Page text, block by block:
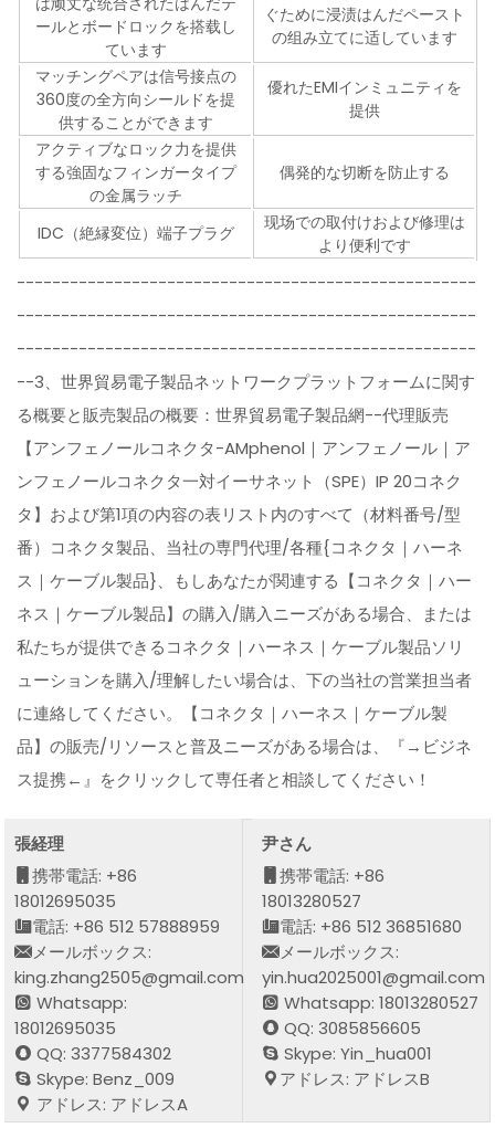
ールとボードロックを搭载し
ています
ぐために浸渍はんだペースト
の组み立てに适しています
マッチングペアは信号接点の
360度の全方向シールドを提
供することができます
優れたEMIインミュニティを
提供
アクティブなロック力を提供
する強固なフィンガータイプ
の金属ラッチ
偶発的な切断を防止する
IDC（絶縁変位）端子プラグ
现场での取付けおよび修理は
より便利です
----------------------------------------------------
----------------------------------------------------
----------------------------------------------------
--3、世界貿易電子製品ネットワークプラットフォームに関す
る概要と販売製品の概要：世界貿易電子製品網--代理販売
【アンフェノールコネクタ-AMphenol｜アンフェノール｜ア
ンフェノールコネクタ一対イーサネット（SPE）IP 20コネク
タ】および第1項の内容の表リスト内のすべて（材料番号/型
番）コネクタ製品、当社の専門代理/各種{コネクタ｜ハーネ
ス｜ケーブル製品}、もしあなたが関連する【コネクタ｜ハー
ネス｜ケーブル製品】の購入/購入ニーズがある場合、または
私たちが提供できるコネクタ｜ハーネス｜ケーブル製品ソリ
ューションを購入/理解したい場合は、下の当社の営業担当者
に連絡してください。【コネクタ｜ハーネス｜ケーブル製
品】の販売/リソースと普及ニーズがある場合は、『→ビジネ
ス提携←』をクリックして専任者と相談してください！
張経理
携帯電話: +86
18012695035
電話: +86 512 57888959
メールボックス:
king.zhang2505@gmail.com
Whatsapp:
18012695035
QQ: 3377584302
Skype: Benz_009
アドレス: アドレスA
尹さん
携帯電話: +86
18013280527
電話: +86 512 36851680
メールボックス:
yin.hua2025001@gmail.com
Whatsapp: 18013280527
QQ: 3085856605
Skype: Yin_hua001
アドレス: アドレスB